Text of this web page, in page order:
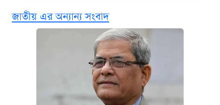
নবম জাতীয় পে-স্কেল নিয়ে সর্বশেষ যা জানা গেল
পাঁচ দপ্তরে নতুন সচিব নিয়োগ দিল সরকার
আজকের বাজারে স্বর্ণ-রুপার দাম (৫ আগস্ট)
জাতীয় এর অন্যান্য সংবাদ